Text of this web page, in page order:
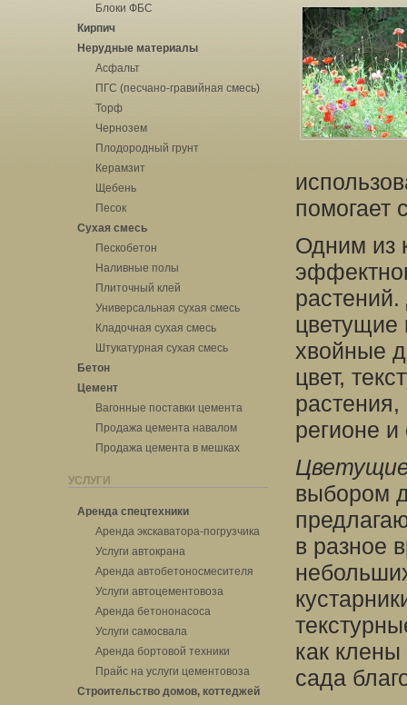
Блоки ФБС
Кирпич
Нерудные материалы
Асфальт
ПГС (песчано-гравийная смесь)
Торф
Чернозем
Плодородный грунт
Керамзит
Щебень
Песок
Сухая смесь
Пескобетон
Наливные полы
Плиточный клей
Универсальная сухая смесь
Кладочная сухая смесь
Штукатурная сухая смесь
Бетон
Цемент
Вагонные поставки цемента
Продажа цемента навалом
Продажа цемента в мешках
УСЛУГИ
Аренда спецтехники
Аренда экскаватора-погрузчика
Услуги автокрана
Аренда автобетоносмесителя
Услуги автоцементовоза
Аренда бетононасоса
Услуги самосвала
Аренда бортовой техники
Прайс на услуги цементовоза
Строительство домов, коттеджей
помогает
Одним из
растений.
цветущие
хвойные
цвет,
регионе
выбором
в разное
как
сада